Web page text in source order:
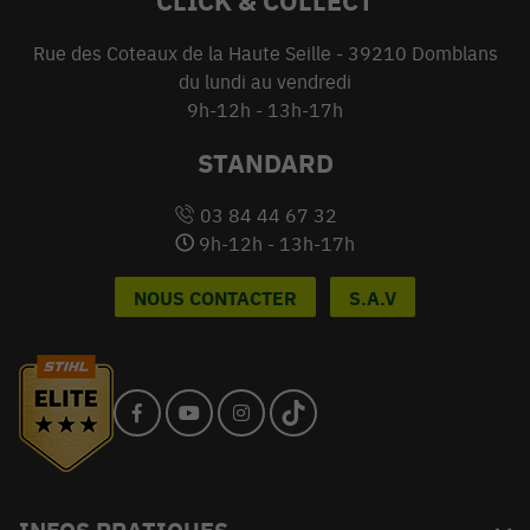
Rue des Coteaux de la Haute Seille - 39210 Domblans
du lundi au vendredi
9h-12h - 13h-17h
STANDARD
03 84 44 67 32
9h-12h - 13h-17h
NOUS CONTACTER S.A.V